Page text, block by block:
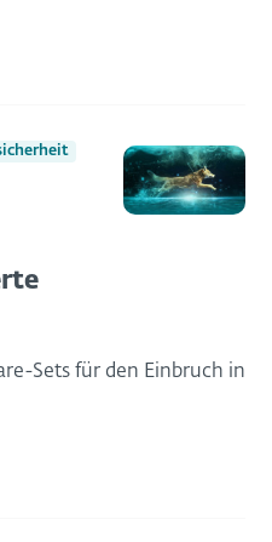
Sets für den Einbruch in